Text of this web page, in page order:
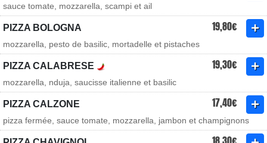
sauce tomate, mozzarella, scampi et ail
PIZZA BOLOGNA 19,80€
mozzarella, pesto de basilic, mortadelle et pistaches
PIZZA CALABRESE 19,30€
mozzarella, nduja, saucisse italienne et basilic
PIZZA CALZONE 17,40€
pizza fermée, sauce tomate, mozzarella, jambon et champignons